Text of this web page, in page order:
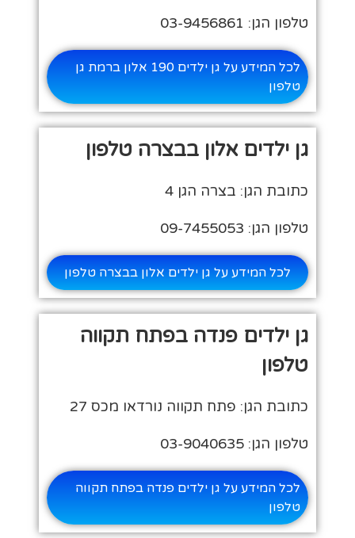
טלפון הגן: 03-9456861
לכל המידע על גן ילדים 190 אלון ברמת גן
טלפון
גן ילדים אלון בבצרה טלפון
כתובת הגן: בצרה הגן 4
טלפון הגן: 09-7455053
לכל המידע על גן ילדים אלון בבצרה טלפון
גן ילדים פנדה בפתח תקווה
טלפון
כתובת הגן: פתח תקווה נורדאו מכס 27
טלפון הגן: 03-9040635
לכל המידע על גן ילדים פנדה בפתח תקווה
טלפון